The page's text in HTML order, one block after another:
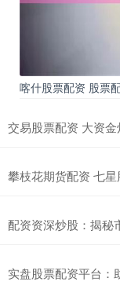
喀什股票配资 股票
交易股票配资 大资
攀枝花期货配资 七
配资资深炒股：揭秘
实盘股票配资平台：